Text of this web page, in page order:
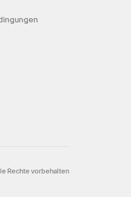
Rechte vorbehalten